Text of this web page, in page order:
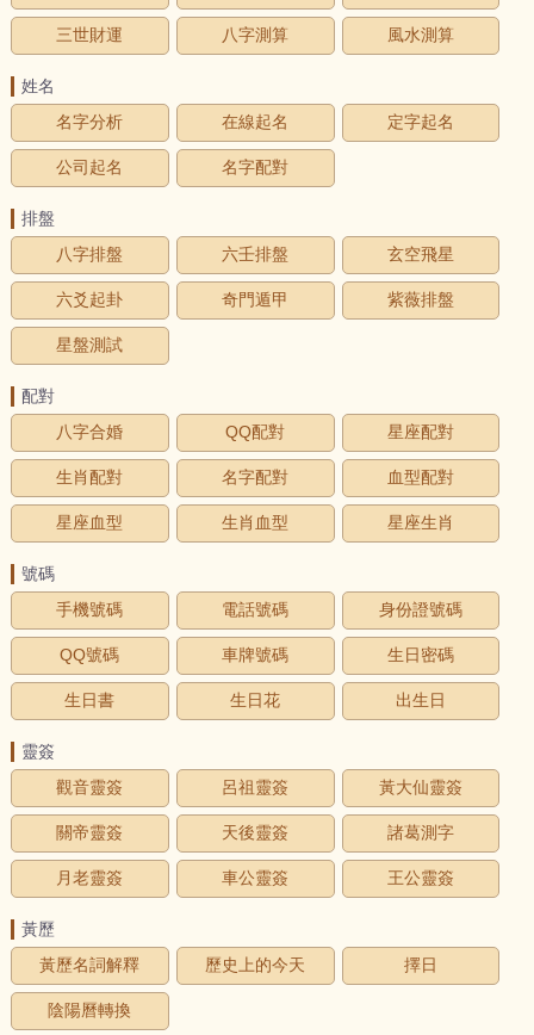
三世財運 八字測算 風水測算
姓名
名字分析
在線起名 定字起名
公司起名 名字配對
排盤
八字排盤
六壬排盤 玄空飛星
六爻起卦 奇門遁甲 紫薇排盤
星盤測試
配對
八字合婚
QQ配對 星座配對
生肖配對 名字配對 血型配對
星座血型 生肖血型 星座生肖
號碼
手機號碼
電話號碼 身份證號碼
QQ號碼 車牌號碼 生日密碼
生日書 生日花 出生日
靈簽
觀音靈簽
呂祖靈簽 黃大仙靈簽
關帝靈簽 天後靈簽 諸葛測字
月老靈簽 車公靈簽 王公靈簽
黃歷
黃歷名詞解釋
歷史上的今天 擇日
陰陽曆轉換